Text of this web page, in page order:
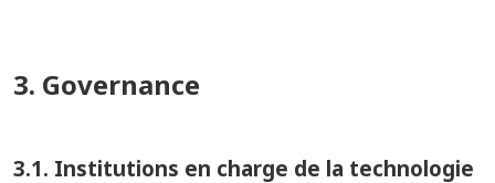
3. Governance
3.1. Institutions en charge de la technologie